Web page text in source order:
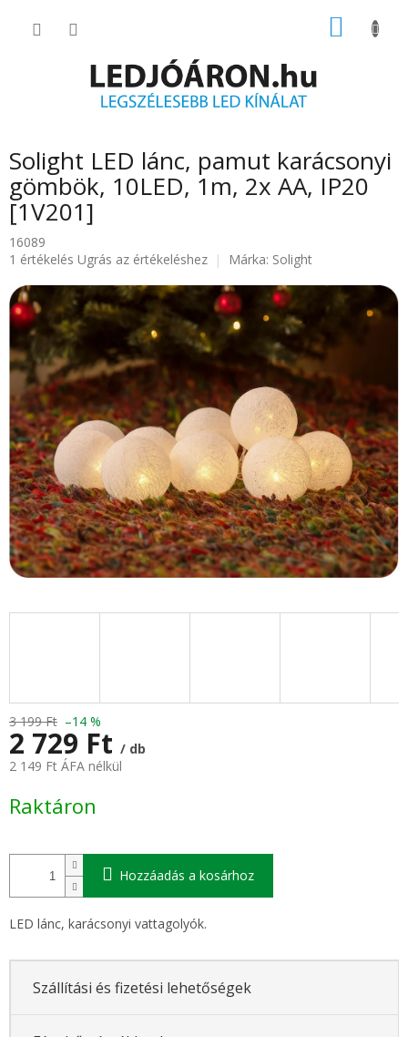
KOSÁR
Solight LED lánc, pamut karácsonyi
gömbök, 10LED, 1m, 2x AA, IP20
[1V201]
16089
A
átlagos
értékelése
5-
ből
5.0
csillag.
1 értékelés Ugrás az értékeléshez Márka: Solight
3 199 Ft –14 %
2 729 Ft / db
2 149 Ft ÁFA nélkül
Raktáron
Hozzáadás a kosárhoz
LED lánc, karácsonyi vattagolyók.
Szállítási és fizetési lehetőségek